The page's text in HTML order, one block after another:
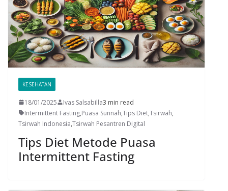
KESEHATAN
18/01/2025 Ivas Salsabilla3 min read
Intermittent Fasting,Puasa Sunnah,Tips Diet,Tsirwah,
Tsirwah Indonesia,Tsirwah Pesantren Digital
Tips Diet Metode Puasa
Intermittent Fasting